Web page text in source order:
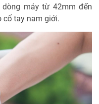
máy từ 42mm đến
cổ tay nam giới.